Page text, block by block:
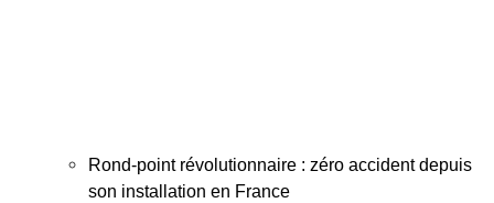
Rond-point révolutionnaire : zéro accident depuis
son installation en France